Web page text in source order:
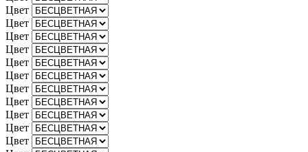
Цвет
Цвет
Цвет
Цвет
Цвет
Цвет
Цвет
Цвет
Цвет
Цвет
Цвет